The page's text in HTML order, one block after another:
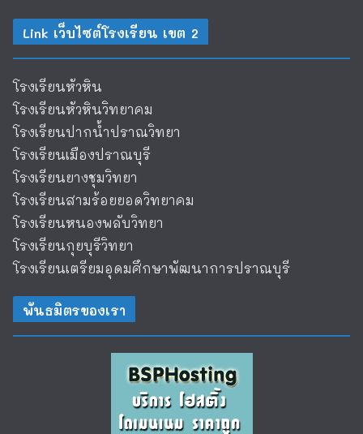
Link เว็บไซต์โรงเรียน เขต 2
โรงเรียนหัวหิน
โรงเรียนหัวหินวิทยาคม
โรงเรียนปากน้ำปราณวิทยา
โรงเรียนเมืองปราณบุรี
โรงเรียนยางชุมวิทยา
โรงเรียนสามร้อยยอดวิทยาคม
โรงเรียนหนองพลับวิทยา
โรงเรียนกุยบุรีวิทยา
โรงเรียนเตรียมอุดมศึกษาพัฒนาการปราณบุรี
พันธมิตรของเรา